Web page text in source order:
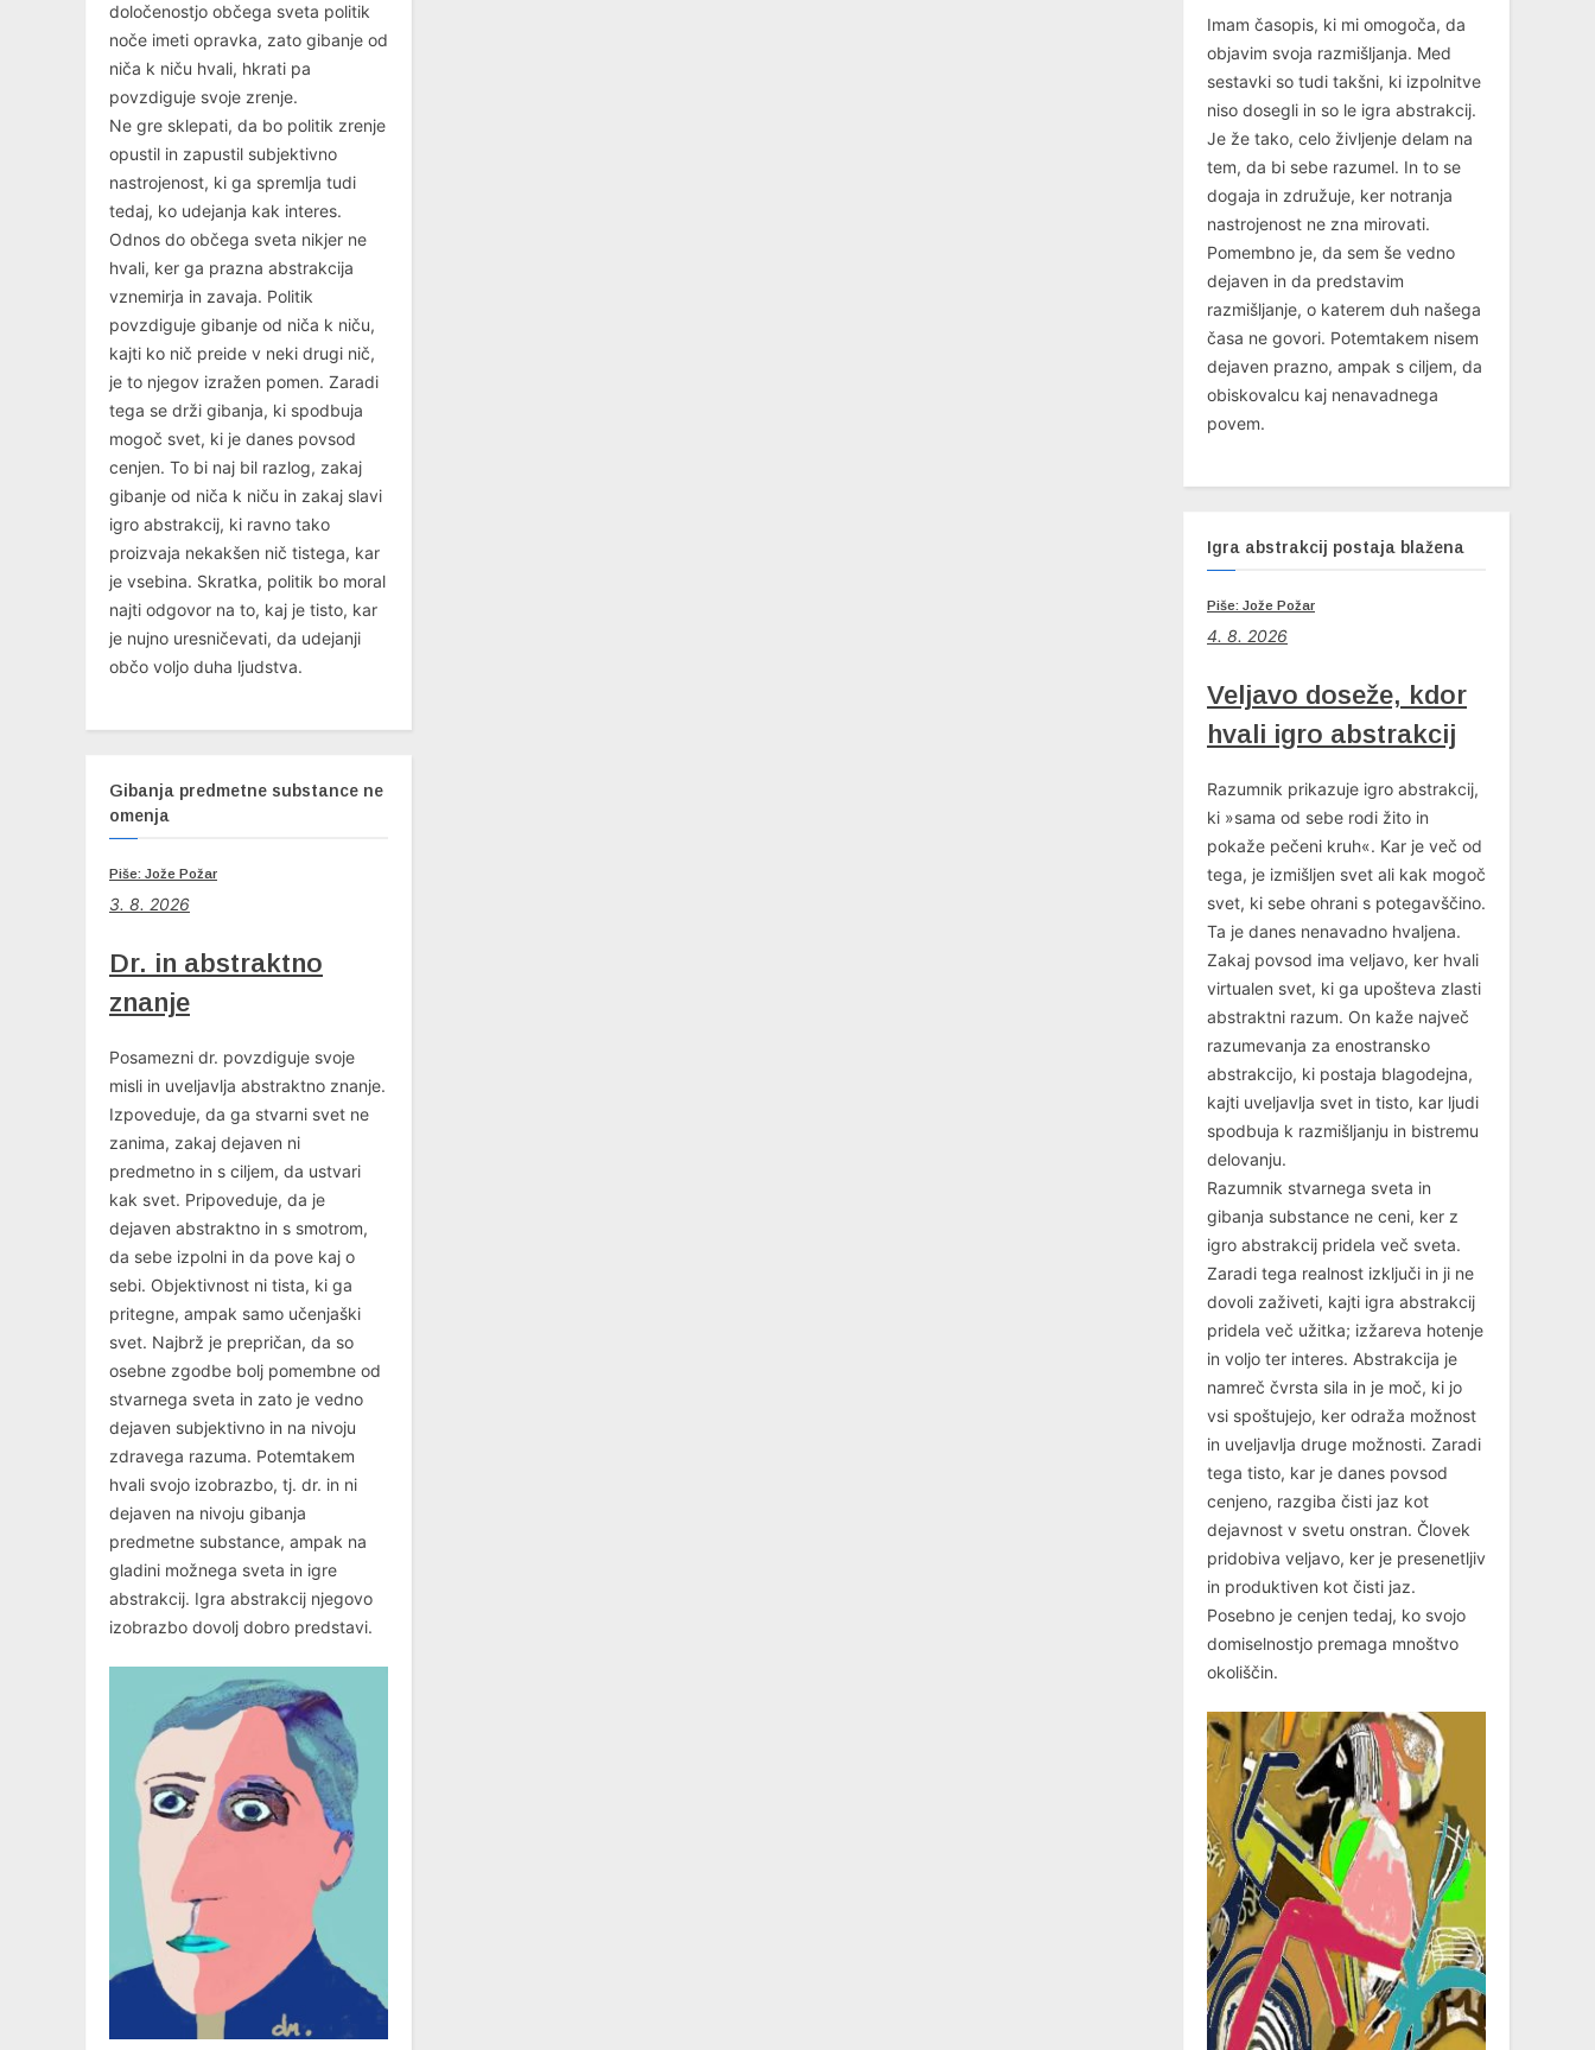
določenostjo občega sveta politik
noče imeti opravka, zato gibanje od
niča k niču hvali, hkrati pa
povzdiguje svoje zrenje.
Ne gre sklepati, da bo politik zrenje
opustil in zapustil subjektivno
nastrojenost, ki ga spremlja tudi
tedaj, ko udejanja kak interes.
Odnos do občega sveta nikjer ne
hvali, ker ga prazna abstrakcija
vznemirja in zavaja. Politik
povzdiguje gibanje od niča k niču,
kajti ko nič preide v neki drugi nič,
je to njegov izražen pomen. Zaradi
tega se drži gibanja, ki spodbuja
mogoč svet, ki je danes povsod
cenjen. To bi naj bil razlog, zakaj
gibanje od niča k niču in zakaj slavi
igro abstrakcij, ki ravno tako
proizvaja nekakšen nič tistega, kar
je vsebina. Skratka, politik bo moral
najti odgovor na to, kaj je tisto, kar
je nujno uresničevati, da udejanji
občo voljo duha ljudstva.
Gibanja predmetne substance ne
omenja
Piše: Jože Požar
3. 8. 2026
Dr. in abstraktno
znanje
Posamezni dr. povzdiguje svoje
misli in uveljavlja abstraktno znanje.
Izpoveduje, da ga stvarni svet ne
zanima, zakaj dejaven ni
predmetno in s ciljem, da ustvari
kak svet. Pripoveduje, da je
dejaven abstraktno in s smotrom,
da sebe izpolni in da pove kaj o
sebi. Objektivnost ni tista, ki ga
pritegne, ampak samo učenjaški
svet. Najbrž je prepričan, da so
osebne zgodbe bolj pomembne od
stvarnega sveta in zato je vedno
dejaven subjektivno in na nivoju
zdravega razuma. Potemtakem
hvali svojo izobrazbo, tj. dr. in ni
dejaven na nivoju gibanja
predmetne substance, ampak na
gladini možnega sveta in igre
abstrakcij. Igra abstrakcij njegovo
izobrazbo dovolj dobro predstavi.
Imam časopis, ki mi omogoča, da
objavim svoja razmišljanja. Med
sestavki so tudi takšni, ki izpolnitve
niso dosegli in so le igra abstrakcij.
Je že tako, celo življenje delam na
tem, da bi sebe razumel. In to se
dogaja in združuje, ker notranja
nastrojenost ne zna mirovati.
Pomembno je, da sem še vedno
dejaven in da predstavim
razmišljanje, o katerem duh našega
časa ne govori. Potemtakem nisem
dejaven prazno, ampak s ciljem, da
obiskovalcu kaj nenavadnega
povem.
Igra abstrakcij postaja blažena
Piše: Jože Požar
4. 8. 2026
Veljavo doseže, kdor
hvali igro abstrakcij
Razumnik prikazuje igro abstrakcij,
ki »sama od sebe rodi žito in
pokaže pečeni kruh«. Kar je več od
tega, je izmišljen svet ali kak mogoč
svet, ki sebe ohrani s potegavščino.
Ta je danes nenavadno hvaljena.
Zakaj povsod ima veljavo, ker hvali
virtualen svet, ki ga upošteva zlasti
abstraktni razum. On kaže največ
razumevanja za enostransko
abstrakcijo, ki postaja blagodejna,
kajti uveljavlja svet in tisto, kar ljudi
spodbuja k razmišljanju in bistremu
delovanju.
Razumnik stvarnega sveta in
gibanja substance ne ceni, ker z
igro abstrakcij pridela več sveta.
Zaradi tega realnost izključi in ji ne
dovoli zaživeti, kajti igra abstrakcij
pridela več užitka; izžareva hotenje
in voljo ter interes. Abstrakcija je
namreč čvrsta sila in je moč, ki jo
vsi spoštujejo, ker odraža možnost
in uveljavlja druge možnosti. Zaradi
tega tisto, kar je danes povsod
cenjeno, razgiba čisti jaz kot
dejavnost v svetu onstran. Človek
pridobiva veljavo, ker je presenetljiv
in produktiven kot čisti jaz.
Posebno je cenjen tedaj, ko svojo
domiselnostjo premaga mnoštvo
okoliščin.